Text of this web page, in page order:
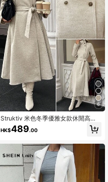
6
Struktiv 米色冬季優雅女款休閒高領
鈕扣腰帶長款羊毛大衣，老錢風秋季
女裝，外出穿搭
HK$489.00